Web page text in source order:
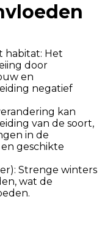
habitat: Het
door
en
negatief
kan
van de soort,
in de
geschikte
Strenge winters
wat de